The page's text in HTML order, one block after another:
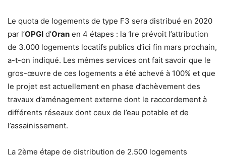
Le quota de logements de type F3 sera distribué en 2020
par l’OPGI d’Oran en 4 étapes : la 1re prévoit l’attribution
de 3.000 logements locatifs publics d’ici fin mars prochain,
a-t-on indiqué. Les mêmes services ont fait savoir que le
gros-œuvre de ces logements a été achevé à 100% et que
le projet est actuellement en phase d’achèvement des
travaux d’aménagement externe dont le raccordement à
différents réseaux dont ceux de l’eau potable et de
l’assainissement.
La 2ème étape de distribution de 2.500 logements